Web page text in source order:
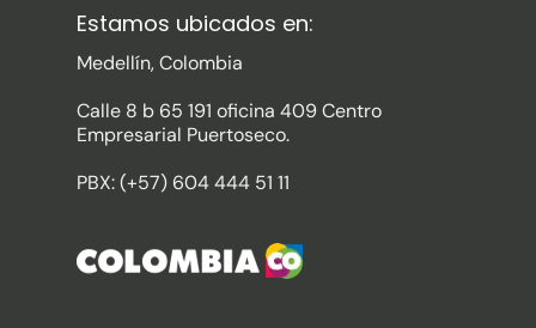
Estamos ubicados en:
Medellín, Colombia
Calle 8 b 65 191 oficina 409 Centro
Empresarial Puertoseco.
PBX: (+57) 604 444 51 11